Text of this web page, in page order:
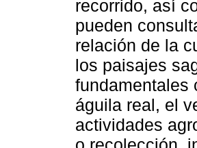
recorrido, así
pueden
relación de la
los paisajes
fundamentales
águila real, el
actividades